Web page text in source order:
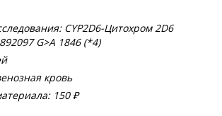
CYP2D6-Цитохром 2D6
G>A 1846 (*4)
кровь
150 ₽